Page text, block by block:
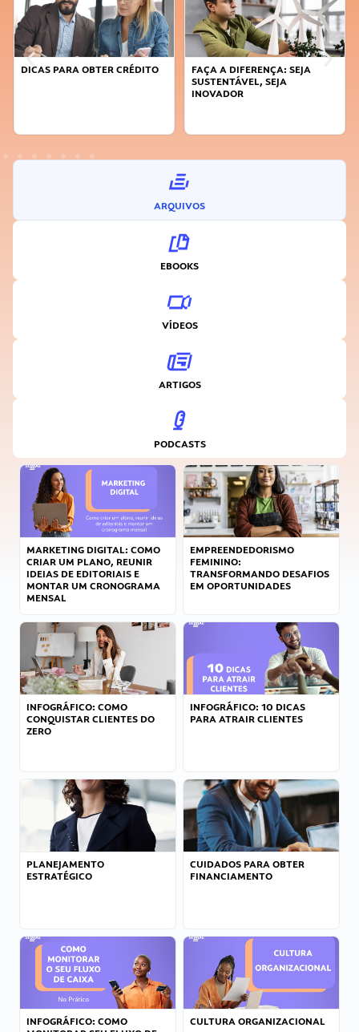
DICAS PARA OBTER CRÉDITO
FAÇA A DIFERENÇA: SEJA
SUSTENTÁVEL, SEJA
INOVADOR
ARQUIVOS
EBOOKS
VÍDEOS
ARTIGOS
PODCASTS
MARKETING DIGITAL: COMO
CRIAR UM PLANO, REUNIR
IDEIAS DE EDITORIAIS E
MONTAR UM CRONOGRAMA
MENSAL
EMPREENDEDORISMO
FEMININO:
TRANSFORMANDO DESAFIOS
EM OPORTUNIDADES
INFOGRÁFICO: COMO
CONQUISTAR CLIENTES DO
ZERO
INFOGRÁFICO: 10 DICAS
PARA ATRAIR CLIENTES
PLANEJAMENTO
ESTRATÉGICO
CUIDADOS PARA OBTER
FINANCIAMENTO
INFOGRÁFICO: COMO
CULTURA ORGANIZACIONAL